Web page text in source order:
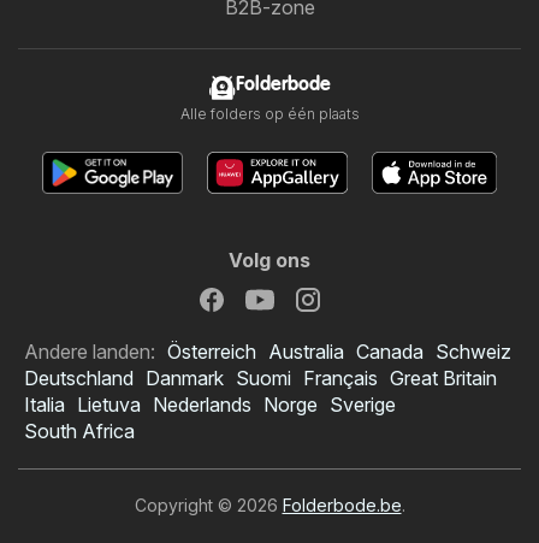
B2B-zone
Folderbode
Alle folders op één plaats
Volg ons
Andere landen: Österreich Australia Canada Schweiz
Deutschland Danmark Suomi Français Great Britain
Italia Lietuva Nederlands Norge Sverige
South Africa
Copyright © 2026 Folderbode.be.